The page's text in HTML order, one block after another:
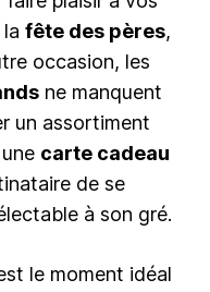
fête des pères,
occasion, les
ne manquent
un assortiment
carte cadeau
de se
à son gré.
le moment idéal